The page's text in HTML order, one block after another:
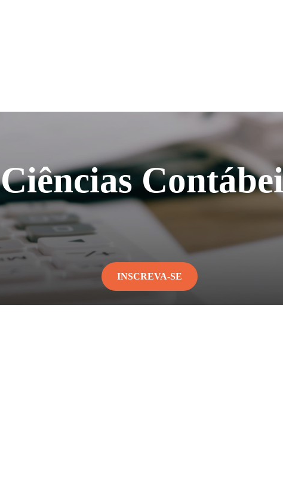
Ciências
INSCREVA-SE